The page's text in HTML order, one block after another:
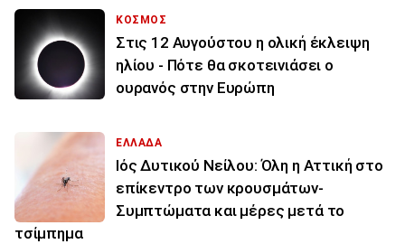
ΚΟΣΜΟΣ
Στις 12 Αυγούστου η ολική έκλειψη
ηλίου - Πότε θα σκοτεινιάσει ο
ουρανός στην Ευρώπη
ΕΛΛΑΔΑ
Ιός Δυτικού Νείλου: Όλη η Αττική στο
επίκεντρο των κρουσμάτων-
Συμπτώματα και μέρες μετά το
τσίμπημα